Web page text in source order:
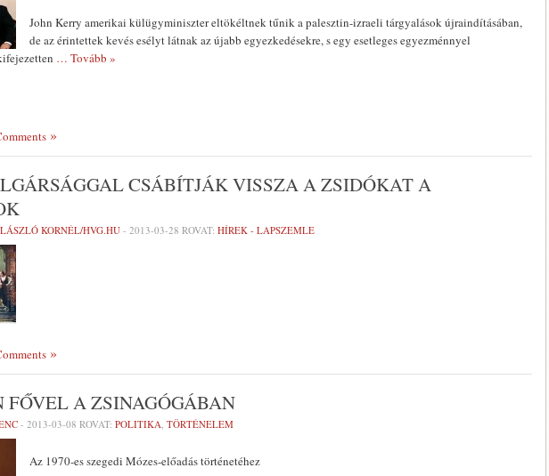
John Kerry amerikai külügyminiszter eltökéltnek tűnik a palesztin-izraeli tárgyalások újraindításában,
de az érintettek kevés esélyt látnak az újabb egyezkedésekre, s egy esetleges egyezménnyel
… Tovább »
CSÁBÍTJÁK VISSZA A ZSIDÓKAT A
KORNÉL/HVG.HU - 2013-03-28 ROVAT: HÍREK - LAPSZEMLE
FŐVEL A ZSINAGÓGÁBAN
- 2013-03-08 ROVAT: POLITIKA, TÖRTÉNELEM
Az 1970-es szegedi Mózes-előadás történetéhez